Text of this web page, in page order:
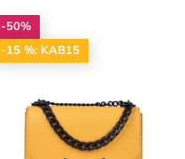
-50%
-15 %: KAB15